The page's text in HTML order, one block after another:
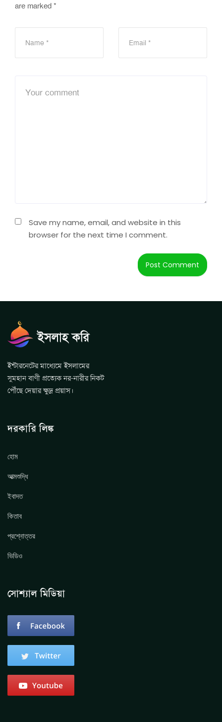
are marked *
Save my name, email, and website in this
browser for the next time I comment.
ইন্টারনেটের মাধ্যেমে ইসলামের
সুমহান বাণী প্রত্যেক নর-নারীর নিকট
পৌঁছে দেয়ার ক্ষুদ্র প্রয়াস।
দরকারি লিঙ্ক
হোম
আত্মশুদ্ধি
ইবাদত
কিতাব
প্রশ্নোত্তর
ভিডিও
সোশ্যাল মিডিয়া